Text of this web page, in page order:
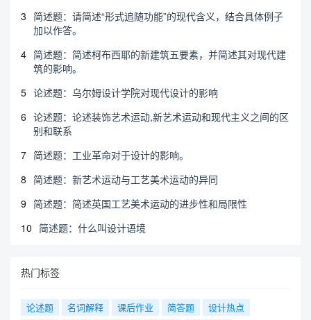
3 简述题：请简述“形式追随功能”的现代含义，结合具体例子
加以作答。
4 简述题：简述柯布西耶的新建筑五要素，并简述其对现代建
筑的影响。
5 论述题：乌尔姆设计学院对现代设计的影响
6 论述题：论述装饰艺术运动,新艺术运动和现代主义之间的区
别和联系
7 简述题：工业革命对于设计的影响。
8 简述题：新艺术运动与工艺美术运动的异同
9 简述题：简述英国工艺美术运动的进步性和局限性
10 简述题：什么叫设计语境
热门标签
论述题 名词解释 课后作业 简答题
设计热点